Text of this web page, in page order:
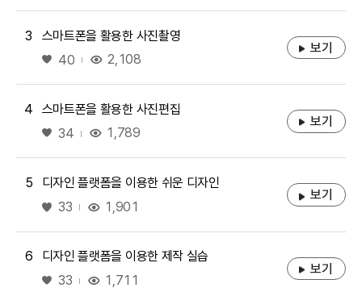
3
스마트폰을 활용한 사진촬영
좋아요
40 2,108
보기
4
스마트폰을 활용한 사진편집
좋아요
34 1,789
보기
5
디자인 플랫폼을 이용한 쉬운 디자인
좋아요
33 1,901
보기
6
디자인 플랫폼을 이용한 제작 실습
좋아요
33 1,711
보기